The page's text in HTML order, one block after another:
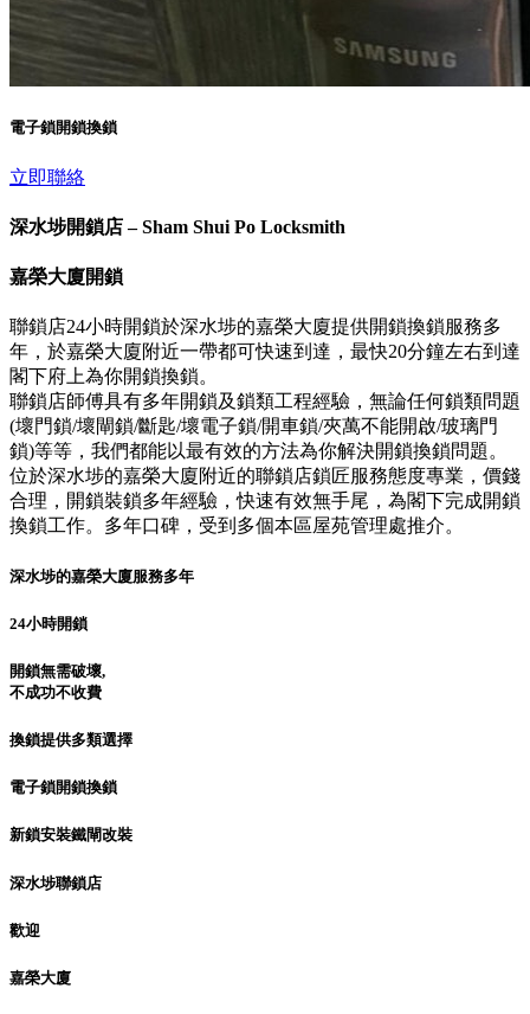
電子鎖開鎖換鎖
立即聯絡
深水埗開鎖店 – Sham Shui Po Locksmith
嘉榮大廈開鎖
聯鎖店24小時開鎖於深水埗的嘉榮大廈提供開鎖換鎖服務多
年，於嘉榮大廈附近一帶都可快速到達，最快20分鐘左右到達
閣下府上為你開鎖換鎖。
聯鎖店師傅具有多年開鎖及鎖類工程經驗，無論任何鎖類問題
(壞門鎖/壞閘鎖/斷匙/壞電子鎖/開車鎖/夾萬不能開啟/玻璃門
鎖)等等，我們都能以最有效的方法為你解決開鎖換鎖問題。
位於深水埗的嘉榮大廈附近的聯鎖店鎖匠服務態度專業，價錢
合理，開鎖裝鎖多年經驗，快速有效無手尾，為閣下完成開鎖
換鎖工作。多年口碑，受到多個本區屋苑管理處推介。
深水埗的嘉榮大廈服務多年
24小時開鎖
開鎖無需破壞,
不成功不收費
換鎖提供多類選擇
電子鎖開鎖換鎖
新鎖安裝鐵閘改裝
深水埗聯鎖店
歡迎
嘉榮大廈